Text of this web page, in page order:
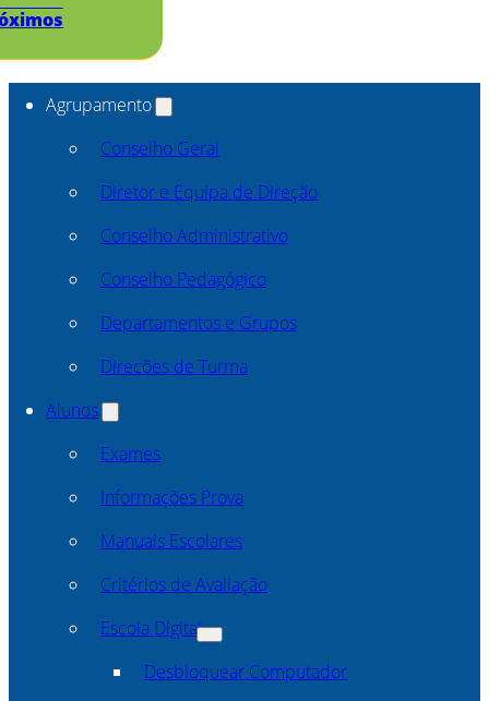
Agrupamento
Conselho Geral
Diretor e Equipa de Direção
Conselho Administrativo
Conselho Pedagógico
Departamentos e Grupos
Direcões de Turma
Alunos
Exames
Informações Prova
Manuais Escolares
Critérios de Avaliação
Escola Digital
Desbloquear Computador